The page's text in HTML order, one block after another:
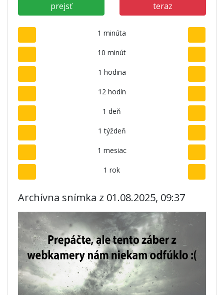
prejsť teraz
1 minúta
10 minút
1 hodina
12 hodín
1 deň
1 týždeň
1 mesiac
1 rok
Archívna snímka z 01.08.2025, 09:37